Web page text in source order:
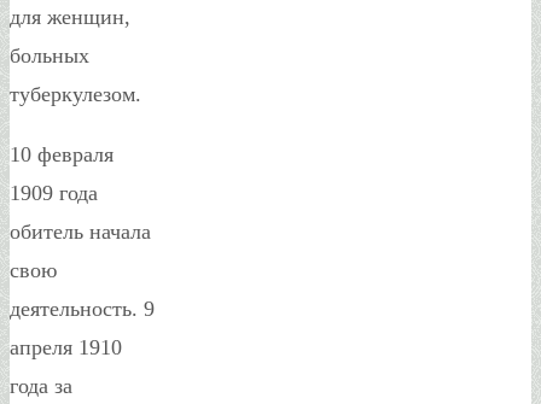
для женщин,
больных
туберкулезом.
10 февраля
1909 года
обитель начала
свою
деятельность. 9
апреля 1910
года за